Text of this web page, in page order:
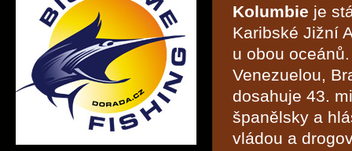
Kolumbie je
Karibské Jižní
u obou
Venezuelou,
dosahuje 43.
španělsky a
vládou a